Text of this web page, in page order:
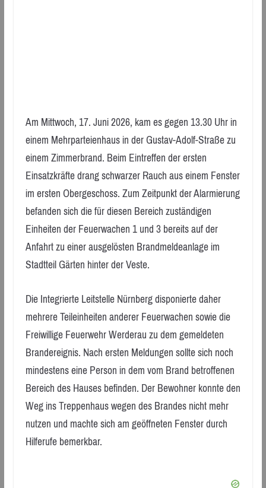
Am Mittwoch, 17. Juni 2026, kam es gegen 13.30 Uhr in
einem Mehrparteienhaus in der Gustav-Adolf-Straße zu
einem Zimmerbrand. Beim Eintreffen der ersten
Einsatzkräfte drang schwarzer Rauch aus einem Fenster
im ersten Obergeschoss. Zum Zeitpunkt der Alarmierung
befanden sich die für diesen Bereich zuständigen
Einheiten der Feuerwachen 1 und 3 bereits auf der
Anfahrt zu einer ausgelösten Brandmeldeanlage im
Stadtteil Gärten hinter der Veste.
Die Integrierte Leitstelle Nürnberg disponierte daher
mehrere Teileinheiten anderer Feuerwachen sowie die
Freiwillige Feuerwehr Werderau zu dem gemeldeten
Brandereignis. Nach ersten Meldungen sollte sich noch
mindestens eine Person in dem vom Brand betroffenen
Bereich des Hauses befinden. Der Bewohner konnte den
Weg ins Treppenhaus wegen des Brandes nicht mehr
nutzen und machte sich am geöffneten Fenster durch
Hilferufe bemerkbar.